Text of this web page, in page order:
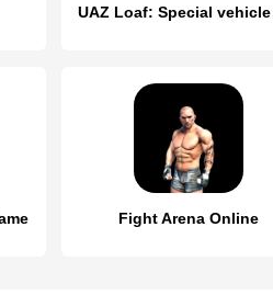
Fight Arena Online